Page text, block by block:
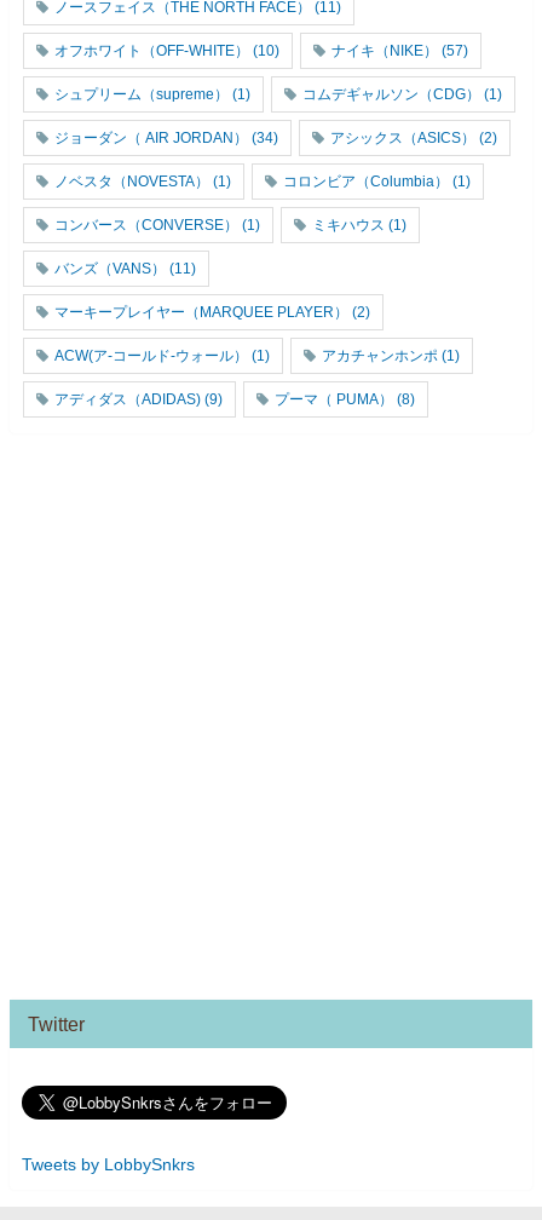
ノースフェイス（THE NORTH FACE） (11)
オフホワイト（OFF-WHITE） (10) ナイキ（NIKE） (57)
シュプリーム（supreme） (1) コムデギャルソン（CDG） (1)
ジョーダン（ AIR JORDAN） (34) アシックス（ASICS） (2)
ノベスタ（NOVESTA） (1) コロンビア（Columbia） (1)
コンバース（CONVERSE） (1) ミキハウス (1)
バンズ（VANS） (11)
マーキープレイヤー（MARQUEE PLAYER） (2)
ACW(ア-コールド-ウォール） (1) アカチャンホンポ (1)
アディダス（ADIDAS) (9) プーマ（ PUMA） (8)
Twitter
Tweets by LobbySnkrs